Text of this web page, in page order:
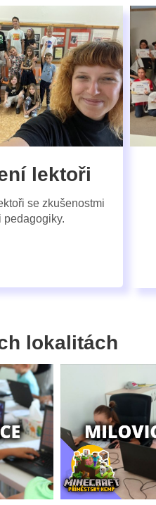
lektoři
se zkušenostmi
pedagogiky.
lokalitách